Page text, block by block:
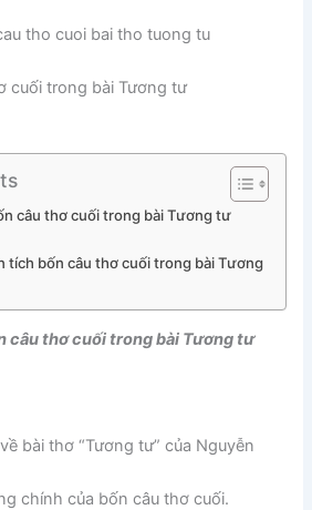
cuối trong bài Tương tư
câu thơ cuối trong bài Tương tư
tích bốn câu thơ cuối trong bài Tương
câu thơ cuối trong bài Tương tư
bài thơ “Tương tư” của Nguyễn
chính của bốn câu thơ cuối.